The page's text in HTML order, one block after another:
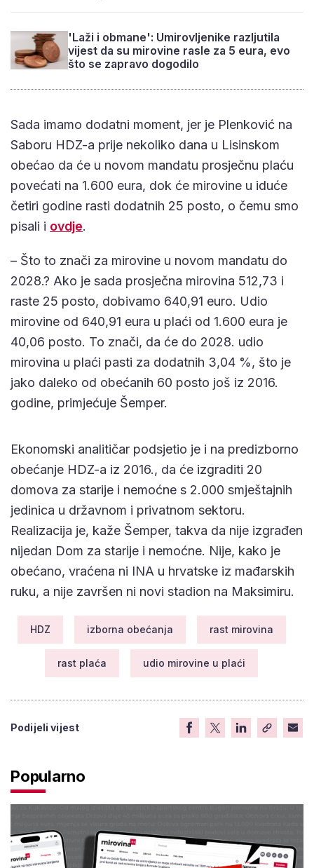
'Laži i obmane': Umirovljenike razljutila
vijest da su mirovine rasle za 5 eura, evo
što se zapravo dogodilo
Sada imamo dodatni moment, jer je Plenković na
Saboru HDZ-a prije nekoliko dana u Lisinskom
obećao da će u novom mandatu prosječnu plaću
povećati na 1.600 eura, dok će mirovine u iduće
četiri godine rasti dodatnih 25 posto, o čemu smo
pisali i ovdje.
– Što to znači za mirovine u novom mandatu do
2028.? Ako je sada prosječna mirovina 512,73 i
raste 25 posto, dobivamo 640,91 euro. Udio
mirovine od 640,91 eura u plaći od 1.600 eura je
40,06 posto. To znači, da će do 2028. udio
mirovina u plaći pasti za dodatnih 3,04 %, što je
jako daleko od obećanih 60 posto još iz 2016.
godine, primjećuje Šemper.
Ekonomski analitičar podsjetio je i na predizborno
obećanje HDZ-a iz 2016., da će izgraditi 20
domova za starije i nemoćne s 2.000 smještajnih
jedinica u državnom i privatnom sektoru.
Realizacija je, kaže Šemper, takva da nije izgrađen
nijedan Dom za starije i nemoćne. Nije, kako je
obećano, vraćena ni INA u hrvatske iz mađarskih
ruku, a nije završen ni novi stadion na Maksimiru.
HDZ izborna obećanja rast mirovina
rast plaća udio mirovine u plaći
Podijeli vijest
Popularno